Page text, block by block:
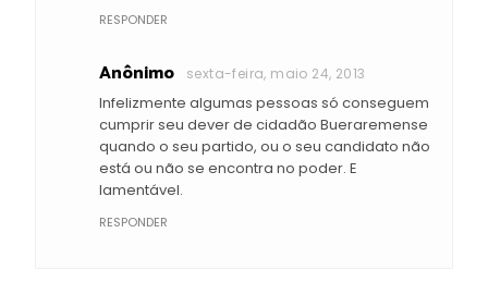
RESPONDER
Anônimo sexta-feira, maio 24, 2013
Infelizmente algumas pessoas só conseguem
cumprir seu dever de cidadão Bueraremense
quando o seu partido, ou o seu candidato não
está ou não se encontra no poder. E
lamentável.
RESPONDER